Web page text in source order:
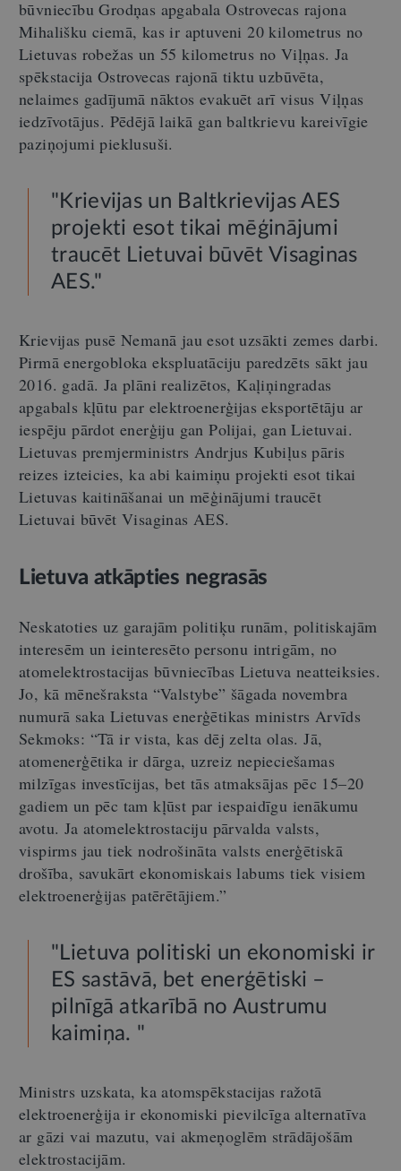
būvniecību Grodņas apgabala Ostrovecas rajona
Mihališku ciemā, kas ir aptuveni 20 kilometrus no
Lietuvas robežas un 55 kilometrus no Viļņas. Ja
spēkstacija Ostrovecas rajonā tiktu uzbūvēta,
nelaimes gadījumā nāktos evakuēt arī visus Viļņas
iedzīvotājus. Pēdējā laikā gan baltkrievu kareivīgie
paziņojumi pieklusuši.
"Krievijas un Baltkrievijas AES
projekti esot tikai mēģinājumi
traucēt Lietuvai būvēt Visaginas
AES."
Krievijas pusē Nemanā jau esot uzsākti zemes darbi.
Pirmā energobloka ekspluatāciju paredzēts sākt jau
2016. gadā. Ja plāni realizētos, Kaļiņingradas
apgabals kļūtu par elektroenerģijas eksportētāju ar
iespēju pārdot enerģiju gan Polijai, gan Lietuvai.
Lietuvas premjerministrs Andrjus Kubiļus pāris
reizes izteicies, ka abi kaimiņu projekti esot tikai
Lietuvas kaitināšanai un mēģinājumi traucēt
Lietuvai būvēt Visaginas AES.
Lietuva atkāpties negrasās
Neskatoties uz garajām politiķu runām, politiskajām
interesēm un ieinteresēto personu intrigām, no
atomelektrostacijas būvniecības Lietuva neatteiksies.
Jo, kā mēnešraksta “Valstybe” šāgada novembra
numurā saka Lietuvas enerģētikas ministrs Arvīds
Sekmoks: “Tā ir vista, kas dēj zelta olas. Jā,
atomenerģētika ir dārga, uzreiz nepieciešamas
milzīgas investīcijas, bet tās atmaksājas pēc 15–20
gadiem un pēc tam kļūst par iespaidīgu ienākumu
avotu. Ja atomelektrostaciju pārvalda valsts,
vispirms jau tiek nodrošināta valsts enerģētiskā
drošība, savukārt ekonomiskais labums tiek visiem
elektroenerģijas patērētājiem.”
"Lietuva politiski un ekonomiski ir
ES sastāvā, bet enerģētiski –
pilnīgā atkarībā no Austrumu
kaimiņa. "
Ministrs uzskata, ka atomspēkstacijas ražotā
elektroenerģija ir ekonomiski pievilcīga alternatīva
ar gāzi vai mazutu, vai akmeņoglēm strādājošām
elektrostacijām.